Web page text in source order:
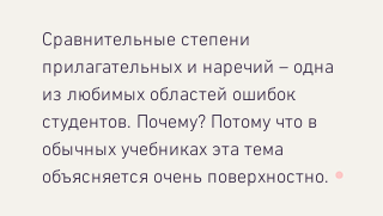
Сравнительные степени
прилагательных и наречий – одна
из любимых областей ошибок
студентов. Почему? Потому что в
обычных учебниках эта тема
объясняется очень поверхностно.